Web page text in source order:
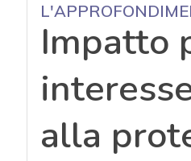
Impatto
alla